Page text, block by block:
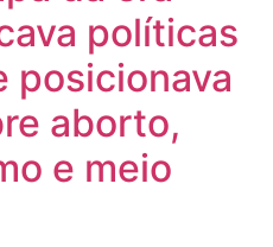
políticas
posicionava
aborto,
e meio